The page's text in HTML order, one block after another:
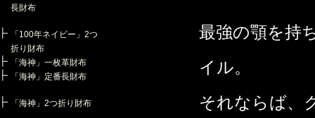
長財布
「100年ネイビー」2つ
折り財布
「海神」一枚革財布
「海神」定番長財布
「海神」2つ折り財布
最強の顎を持
イル。
それならば、